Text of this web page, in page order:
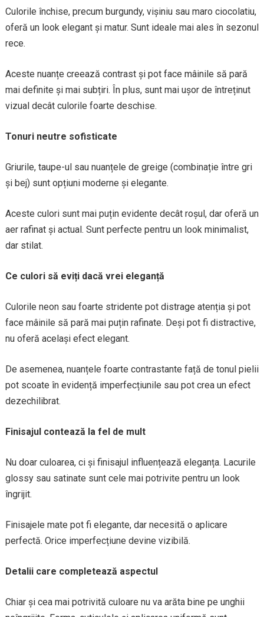
Culorile închise, precum burgundy, vișiniu sau maro ciocolatiu,
oferă un look elegant și matur. Sunt ideale mai ales în sezonul
rece.
Aceste nuanțe creează contrast și pot face mâinile să pară
mai definite și mai subțiri. În plus, sunt mai ușor de întreținut
vizual decât culorile foarte deschise.
Tonuri neutre sofisticate
Griurile, taupe-ul sau nuanțele de greige (combinație între gri
și bej) sunt opțiuni moderne și elegante.
Aceste culori sunt mai puțin evidente decât roșul, dar oferă un
aer rafinat și actual. Sunt perfecte pentru un look minimalist,
dar stilat.
Ce culori să eviți dacă vrei eleganță
Culorile neon sau foarte stridente pot distrage atenția și pot
face mâinile să pară mai puțin rafinate. Deși pot fi distractive,
nu oferă același efect elegant.
De asemenea, nuanțele foarte contrastante față de tonul pielii
pot scoate în evidență imperfecțiunile sau pot crea un efect
dezechilibrat.
Finisajul contează la fel de mult
Nu doar culoarea, ci și finisajul influențează eleganța. Lacurile
glossy sau satinate sunt cele mai potrivite pentru un look
îngrijit.
Finisajele mate pot fi elegante, dar necesită o aplicare
perfectă. Orice imperfecțiune devine vizibilă.
Detalii care completează aspectul
Chiar și cea mai potrivită culoare nu va arăta bine pe unghii